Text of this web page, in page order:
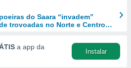
do Saara “invadem”
trovoadas no Norte e Centro
a app da
Instalar